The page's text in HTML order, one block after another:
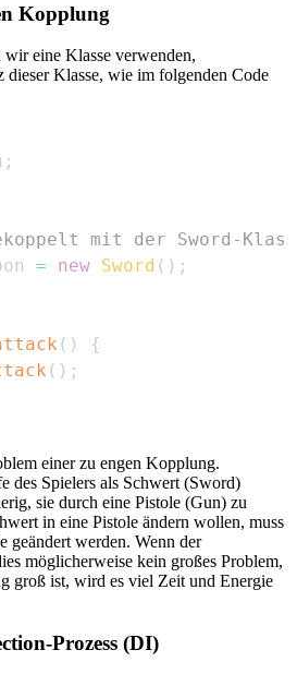
Kopplung
eine Klasse verwenden,
dieser Klasse, wie im folgenden Code
;
mit der Sword-
= new Sword ( ) ;
( )
{
( ) ;
einer zu engen Kopplung.
des Spielers als Schwert (Sword)
sie durch eine Pistole (Gun) zu
in eine Pistole ändern wollen, muss
geändert werden. Wenn der
möglicherweise kein großes Problem,
groß ist, wird es viel Zeit und Energie
Prozess (DI)